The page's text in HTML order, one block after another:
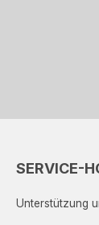
SERVICE-
Unterstützung